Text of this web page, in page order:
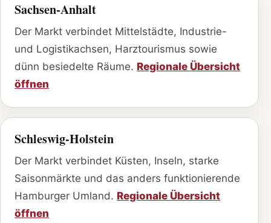
Sachsen-Anhalt
Der Markt verbindet Mittelstädte, Industrie-
und Logistikachsen, Harztourismus sowie
dünn besiedelte Räume. Regionale Übersicht
öffnen
Schleswig-Holstein
Der Markt verbindet Küsten, Inseln, starke
Saisonmärkte und das anders funktionierende
Hamburger Umland. Regionale Übersicht
öffnen